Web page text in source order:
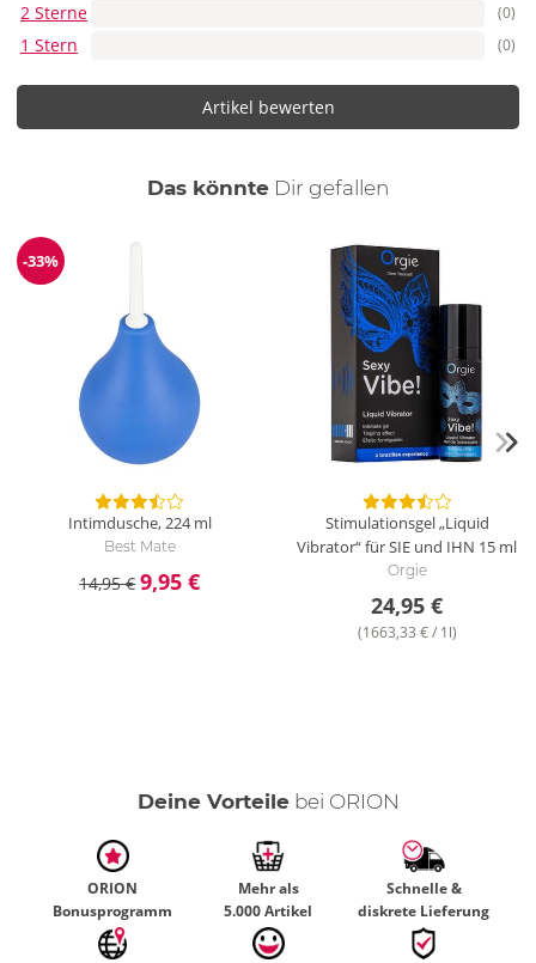
2 Sterne (0)
1 Stern (0)
Artikel bewerten
Das könnte Dir auch
gefallen
Reduzierung
-33%
Intimdusche, 224 ml
Best Mate
14,95 € 9,95 €
Stimulationsgel „Liquid
Vibrator“ für SIE und IHN 15 ml
Orgie
24,95 €
(1663,33 € / 1l)
Deine Vorteilebei ORION
ORION
Bonusprogramm
Mehr als
5.000 Artikel
Schnelle &
diskrete Lieferung